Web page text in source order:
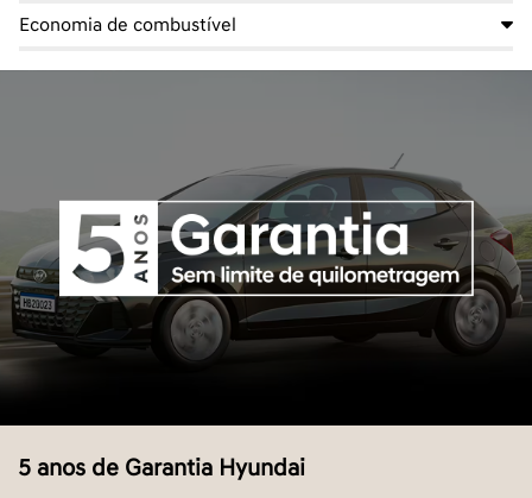
Economia de combustível
5 anos de Garantia Hyundai